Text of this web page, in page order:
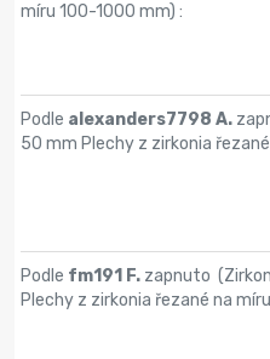
míru 100-1000 mm) :
Podle alexanders7798 A.
50 mm Plechy z zirkonia
Podle fm191 F. zapnuto (
Plechy z zirkonia řezané na